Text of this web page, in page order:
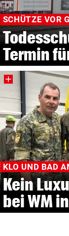
SCHÜTZE VOR
Termin
KLO UND BAD
Kein
bei WM